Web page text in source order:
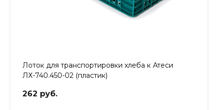
Лоток для транспортировки хлеба к Атеси
ЛХ-740.450-02 (пластик)
262 руб.